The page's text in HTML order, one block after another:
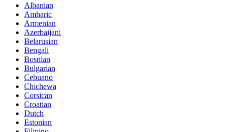
Albanian
Amharic
Armenian
Azerbaijani
Belarusian
Bengali
Bosnian
Bulgarian
Cebuano
Chichewa
Corsican
Croatian
Dutch
Estonian